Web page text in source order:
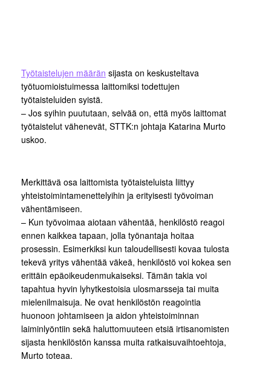
Työtaistelujen määrän sijasta on keskusteltava
työtuomioistuimessa laittomiksi todettujen
työtaisteluiden syistä.
– Jos syihin puututaan, selvää on, että myös laittomat
työtaistelut vähenevät, STTK:n johtaja Katarina Murto
uskoo.
Merkittävä osa laittomista työtaisteluista liittyy
yhteistoimintamenettelyihin ja erityisesti työvoiman
vähentämiseen.
– Kun työvoimaa aiotaan vähentää, henkilöstö reagoi
ennen kaikkea tapaan, jolla työnantaja hoitaa
prosessin. Esimerkiksi kun taloudellisesti kovaa tulosta
tekevä yritys vähentää väkeä, henkilöstö voi kokea sen
erittäin epäoikeudenmukaiseksi. Tämän takia voi
tapahtua hyvin lyhytkestoisia ulosmarsseja tai muita
mielenilmaisuja. Ne ovat henkilöstön reagointia
huonoon johtamiseen ja aidon yhteistoiminnan
laiminlyöntiin sekä haluttomuuteen etsiä irtisanomisten
sijasta henkilöstön kanssa muita ratkaisuvaihtoehtoja,
Murto toteaa.